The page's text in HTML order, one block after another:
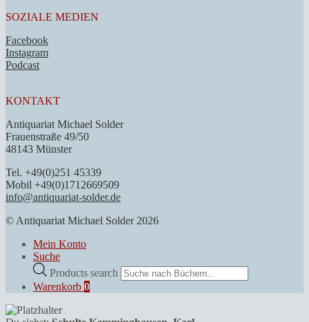
SOZIALE MEDIEN
Facebook
Instagram
Podcast
KONTAKT
Antiquariat Michael Solder
Frauenstraße 49/50
48143 Münster
Tel. +49(0)251 45339
Mobil +49(0)1712669509
info@antiquariat-solder.de
© Antiquariat Michael Solder 2026
Mein Konto
Suche
Products search
Warenkorb 0